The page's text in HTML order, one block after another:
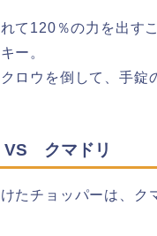
て120％の力を出す
ー。
ロウを倒して、手錠
クマドリ
たチョッパーは、ク